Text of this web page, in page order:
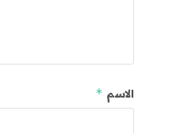
الاسم *